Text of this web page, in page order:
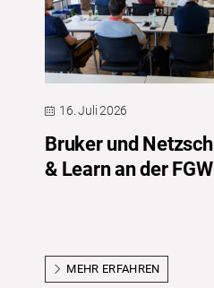
16. Juli 2026
Bruker und
& Learn an der FGW
MEHR ERFAHREN